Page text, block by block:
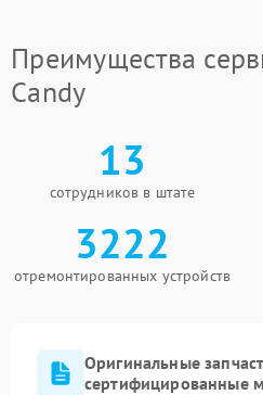
Преимущества
Candy
13
сотрудников в штате
3222
отремонтированных устройств
Оригинальные
сертифицированные